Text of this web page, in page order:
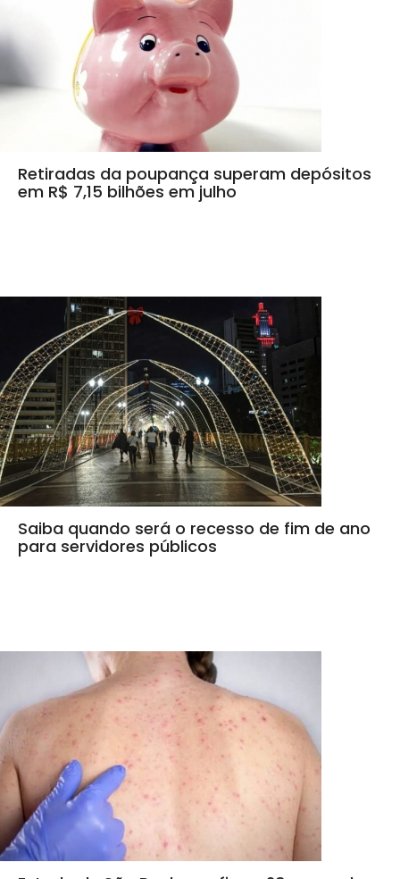
Retiradas da poupança superam depósitos
em R$ 7,15 bilhões em julho
Saiba quando será o recesso de fim de ano
para servidores públicos